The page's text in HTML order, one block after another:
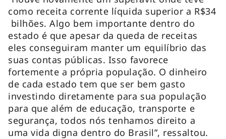
como receita corrente líquida superior a R$34
bilhões. Algo bem importante dentro do
estado é que apesar da queda de receitas
eles conseguiram manter um equilíbrio das
suas contas públicas. Isso favorece
fortemente a própria população. O dinheiro
de cada estado tem que ser bem gasto
investindo diretamente para sua população
para que além de educação, transporte e
segurança, todos nós tenhamos direito a
uma vida digna dentro do Brasil”, ressaltou.